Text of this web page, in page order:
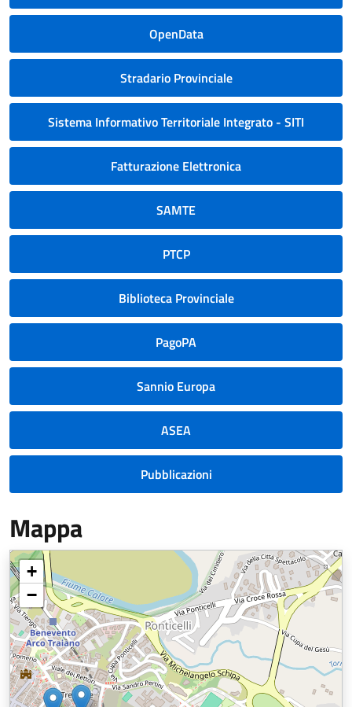
OpenData
Stradario Provinciale
Sistema Informativo Territoriale Integrato - SITI
Fatturazione Elettronica
SAMTE
PTCP
Biblioteca Provinciale
PagoPA
Sannio Europa
ASEA
Pubblicazioni
Mappa
+
−